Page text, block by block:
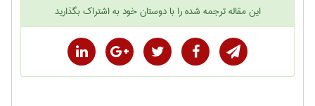
اینمقاله ترجمه شدهرا با دوستان خود به اشتراک بگذارید